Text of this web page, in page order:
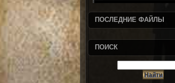
ПОСЛЕДНИЕ ФАЙЛЫ
ПОИСК